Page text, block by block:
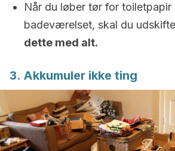
Når du løber tør for toiletpapir
badeværelset, skal du
dette med alt.
3. Akkumuler ikke ting